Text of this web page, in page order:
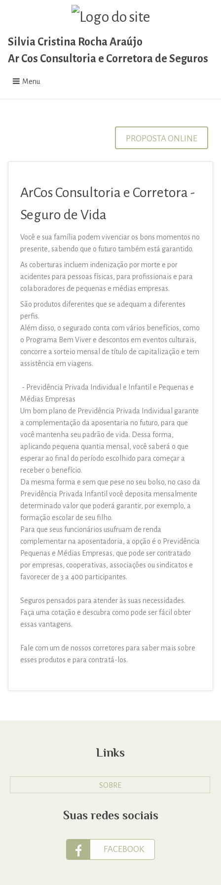
Silvia Cristina Rocha Araújo
Ar Cos Consultoria e Corretora de Seguros
Menu
PROPOSTA ONLINE
ArCos Consultoria e Corretora -
Seguro de Vida
Você e sua família podem vivenciar os bons momentos no
presente, sabendo que o futuro também está garantido.
As coberturas incluem indenização por morte e por
acidentes para pessoas físicas, para profissionais e para
colaboradores de pequenas e médias empresas.
São produtos diferentes que se adequam a diferentes
perfis.
Além disso, o segurado conta com vários benefícios, como
o Programa Bem Viver e descontos em eventos culturais,
concorre a sorteio mensal de título de capitalização e tem
assistência em viagens.
- Previdência Privada Individual e Infantil e Pequenas e
Médias Empresas
Um bom plano de Previdência Privada Individual garante
a complementação da aposentaria no futuro, para que
você mantenha seu padrão de vida. Dessa forma,
aplicando pequena quantia mensal, você saberá o que
esperar ao final do período escolhido para começar a
receber o benefício.
Da mesma forma e sem que pese no seu bolso, no caso da
Previdência Privada Infantil você deposita mensalmente
determinado valor que poderá garantir, por exemplo, a
formação escolar de seu filho.
Para que seus funcionários usufruam de renda
complementar na aposentadoria, a opção é o Previdência
Pequenas e Médias Empresas, que pode ser contratado
por empresas, cooperativas, associações ou sindicatos e
favorecer de 3 a 400 participantes.
Seguros pensados para atender às suas necessidades.
Faça uma cotação e descubra como pode ser fácil obter
essas vantagens.
Fale com um de nossos corretores para saber mais sobre
esses produtos e para contratá-los.
Links
SOBRE
Suas redes sociais
FACEBOOK